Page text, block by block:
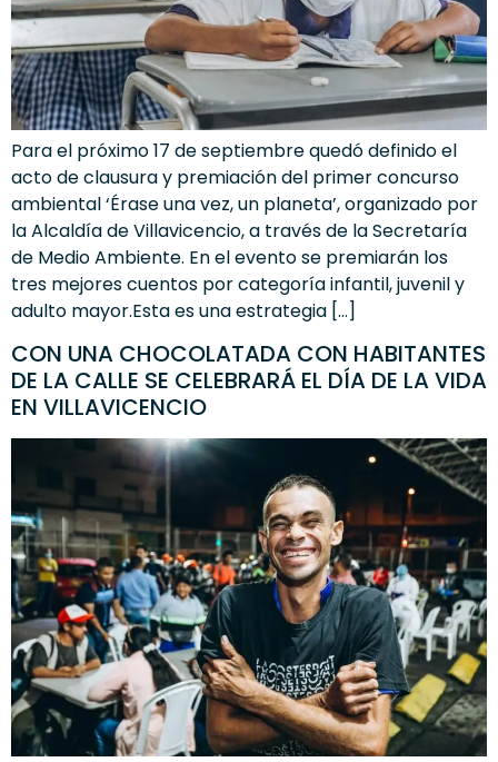
Para el próximo 17 de septiembre quedó definido el
acto de clausura y premiación del primer concurso
ambiental ‘Érase una vez, un planeta’, organizado por
la Alcaldía de Villavicencio, a través de la Secretaría
de Medio Ambiente. En el evento se premiarán los
tres mejores cuentos por categoría infantil, juvenil y
adulto mayor.Esta es una estrategia […]
CON UNA CHOCOLATADA CON HABITANTES
DE LA CALLE SE CELEBRARÁ EL DÍA DE LA VIDA
EN VILLAVICENCIO